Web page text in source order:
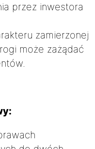
przez inwestora
zamierzonej
może zażądać